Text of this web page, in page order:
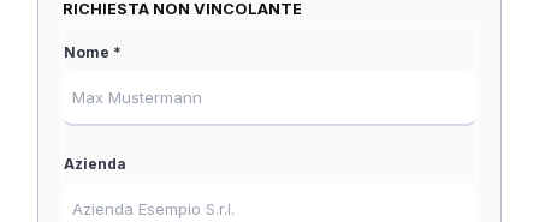
RICHIESTA NON VINCOLANTE
Nome *
Azienda